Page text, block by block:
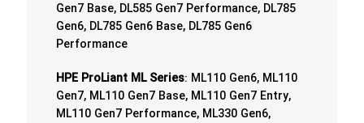
Gen7 Base, DL585 Gen7 Performance, DL785
Gen6, DL785 Gen6 Base, DL785 Gen6
Performance
HPE ProLiant ML Series: ML110 Gen6, ML110
Gen7, ML110 Gen7 Base, ML110 Gen7 Entry,
ML110 Gen7 Performance, ML330 Gen6,